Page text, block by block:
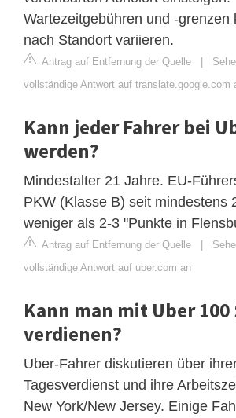
Wartezeitgebühren und -grenzen
nach Standort variieren.
Antrag auf Entfernung der Quelle |
vollständige Antwort auf translate.google.com
Kann jeder Fahrer bei
werden?
Mindestalter 21 Jahre. EU-
PKW (Klasse B) seit mindestens
weniger als 2-3 "Punkte in
Antrag auf Entfernung der Quelle |
vollständige Antwort auf uber.com an
Kann man mit Uber 100
verdienen?
Uber-Fahrer diskutieren über
Tagesverdienst und ihre
New York/New Jersey. Einige